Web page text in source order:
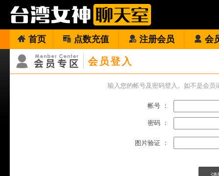
首页 点数充值 注册会员 会
会员登入
输入您的帐号及密码登入。如不是会员
帐号 ：
密码 ：
图片验证 ：